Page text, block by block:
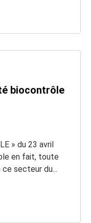
biocontrôle
» du 23 avril
en fait, toute
secteur du...